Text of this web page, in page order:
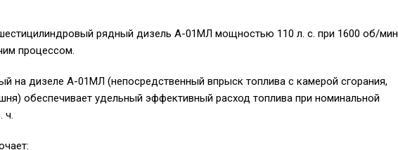
рядный дизель А-01МЛ мощностью 110 л. с. при 1600 об/мин
процессом.
на дизеле А-01МЛ (непосредственный впрыск топлива с камерой сгорания,
обеспечивает удельный эффективный расход топлива при номинальной
ч.